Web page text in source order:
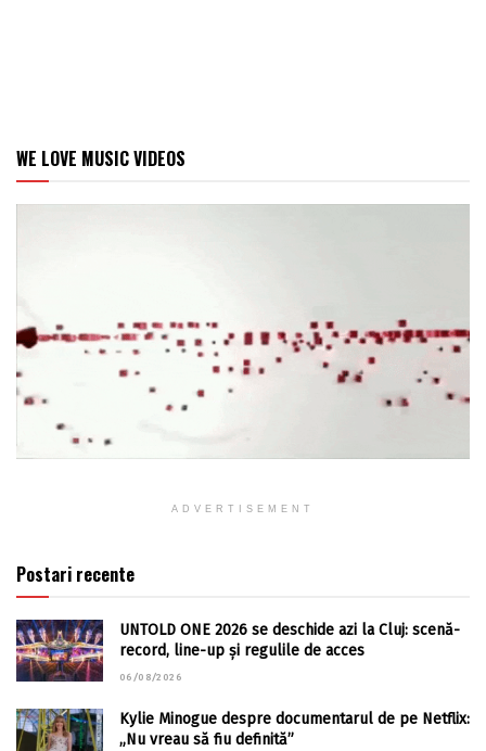
WE LOVE MUSIC VIDEOS
ADVERTISEMENT
Postari recente
UNTOLD ONE 2026 se deschide azi la Cluj: scenă-
record, line-up și regulile de acces
06/08/2026
Kylie Minogue despre documentarul de pe Netflix:
„Nu vreau să fiu definită”